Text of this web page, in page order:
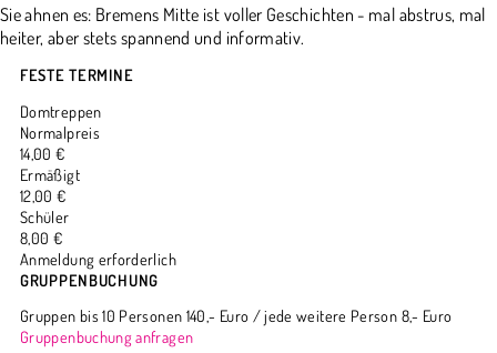
Sie ahnen es: Bremens Mitte ist voller Geschichten - mal abstrus, mal
heiter, aber stets spannend und informativ.
FESTE TERMINE
Domtreppen
Normalpreis
14,00 €
Ermäßigt
12,00 €
Schüler
8,00 €
Anmeldung erforderlich
GRUPPENBUCHUNG
Gruppen bis 10 Personen 140,- Euro / jede weitere Person 8,- Euro
Gruppenbuchung anfragen